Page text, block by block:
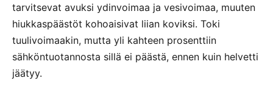
tarvitsevat avuksi ydinvoimaa ja vesivoimaa, muuten
hiukkaspäästöt kohoaisivat liian koviksi. Toki
tuulivoimaakin, mutta yli kahteen prosenttiin
sähköntuotannosta sillä ei päästä, ennen kuin helvetti
jäätyy.